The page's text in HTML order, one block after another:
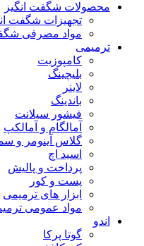
محصولات شگفت انگیز
تجهیزات شگفت
مواد مصرفی
ترمیمی
کامپوزیت
بلیچینگ
لاینر
باندینگ
فیشور سیلانت
آمالگام و آمالکپ
گلاس آینومر و
اسید اچ
پرداخت و پالیش
پست و کور
ابزار های ترمیمی
مواد عمومی
اندو
گوتا پرکا